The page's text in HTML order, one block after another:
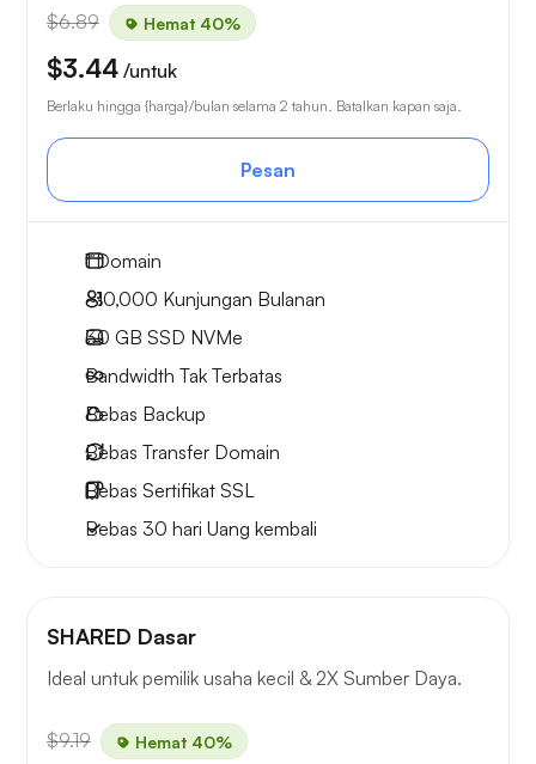
$6.89 Hemat 40%
$3.44 /untuk
Berlaku hingga {harga}/bulan selama 2 tahun. Batalkan kapan saja.
Pesan
1Domain
~10,000 Kunjungan Bulanan
30 GB SSD NVMe
Bandwidth Tak Terbatas
Bebas Backup
Bebas Transfer Domain
Bebas Sertifikat SSL
Bebas 30 hari Uang kembali
SHARED Dasar
Ideal untuk pemilik usaha kecil & 2X Sumber Daya.
$9.19 Hemat 40%